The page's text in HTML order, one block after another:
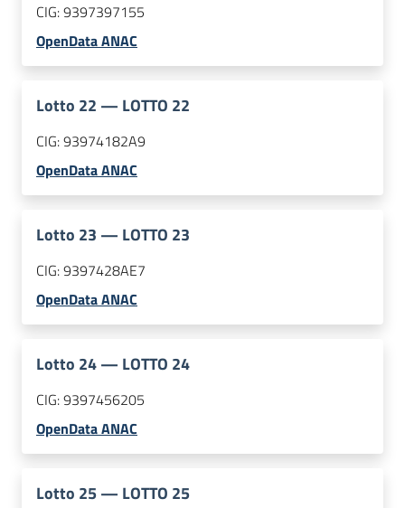
CIG:9397397155
OpenData ANAC
Lotto 22 — LOTTO 22
CIG:93974182A9
OpenData ANAC
Lotto 23 — LOTTO 23
CIG:9397428AE7
OpenData ANAC
Lotto 24— LOTTO 24
CIG:9397456205
OpenData ANAC
Lotto 25— LOTTO 25